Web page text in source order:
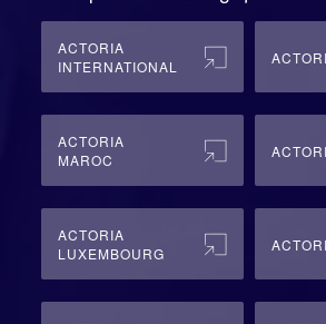
ACTORIA
INTERNATIONAL
ACTORIA
MAROC
ACTORIA
LUXEMBOURG